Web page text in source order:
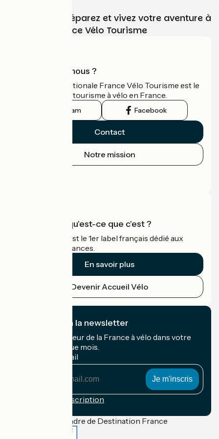
Choisissez, préparez et vivez votre aventure à
vélo avec France Vélo Tourisme
Qui sommes-nous ?
L'association nationale France Vélo Tourisme est le
guide officiel du tourisme à vélo en France.
Instagram Facebook
Contact
Notre mission
Accueil Vélo qu'est-ce que c'est ?
Accueil Vélo c'est le 1er label français dédié aux
cyclistes en vacances.
En savoir plus
Devenir Accueil Vélo
Je m'abonne à la newsletter
Recevez le meilleur de la France à vélo dans votre
boîte mail chaque mois.
Mon adresse mail
Conditions d'inscription
Financé dans le cadre de Destination France